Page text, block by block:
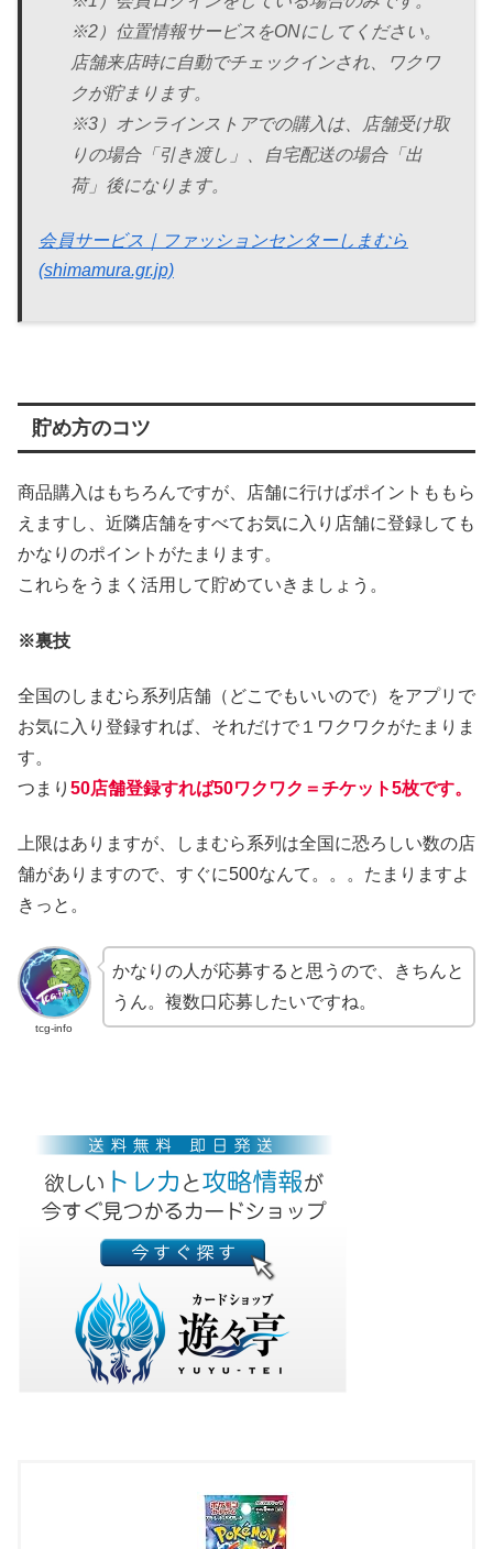
※2）位置情報サービスをONにしてください。
店舗来店時に自動でチェックインされ、ワクワ
クが貯まります。
※3）オンラインストアでの購入は、店舗受け取
りの場合「引き渡し」、自宅配送の場合「出
荷」後になります。
会員サービス｜ファッションセンターしまむら
(shimamura.gr.jp)
貯め方のコツ
商品購入はもちろんですが、店舗に行けばポイントももら
えますし、近隣店舗をすべてお気に入り店舗に登録しても
かなりのポイントがたまります。
これらをうまく活用して貯めていきましょう。
※裏技
全国のしまむら系列店舗（どこでもいいので）をアプリで
お気に入り登録すれば、それだけで１ワクワクがたまりま
す。
つまり 50店舗登録すれば50ワクワク＝チケット5枚です。
上限はありますが、しまむら系列は全国に恐ろしい数の店
舗がありますので、すぐに500なんて。。。たまりますよ
きっと。
tcg-info
かなりの人が応募すると思うので、きちんと
うん。複数口応募したいですね。